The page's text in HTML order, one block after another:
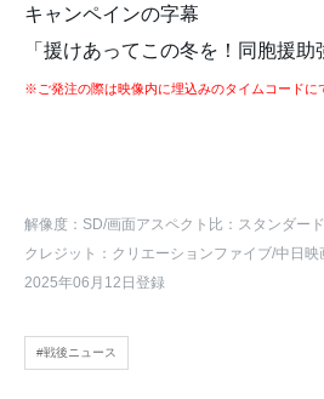
キャンペインの字幕
「援けあってこの冬を！同胞援助
※ご発注の際は映像内に埋込みのタイムコードに
解像度：SD/画面アスペクト比：スタンダード
クレジット：クリエーションファイブ/中日映
2025年06月12日登録
#戦後ニュース